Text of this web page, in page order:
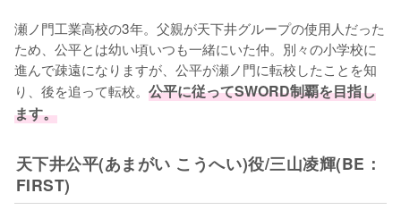
瀬ノ門工業高校の3年。父親が天下井グループの使用人だった
ため、公平とは幼い頃いつも一緒にいた仲。別々の小学校に
進んで疎遠になりますが、公平が瀬ノ門に転校したことを知
り、後を追って転校。 公平に従ってSWORD制覇を目指し
ます。
天下井公平(あまがい こうへい)役/三山凌輝(BE：
FIRST)